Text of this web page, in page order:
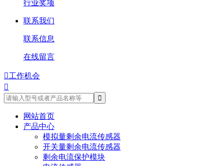
行业奖项
联系我们
联系信息
在线留言
工作机会

网站首页
产品中心
模拟量剩余电流传感器
开关量剩余电流传感器
剩余电流保护模块